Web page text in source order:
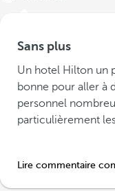
Sans plus
Un hotel Hilton un
bonne pour aller à
personnel
particulièrement
Lire commentaire